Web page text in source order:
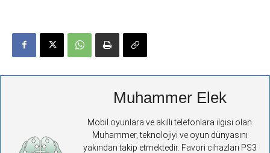
Muhammer Elek
Mobil oyunlara ve akıllı telefonlara ilgisi olan
Muhammer, teknolojiyi ve oyun dünyasını
yakından takip etmektedir. Favori cihazları PS3